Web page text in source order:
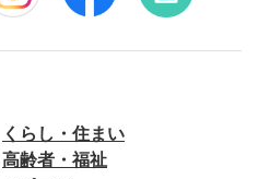
くらし・住まい
高齢者・福祉